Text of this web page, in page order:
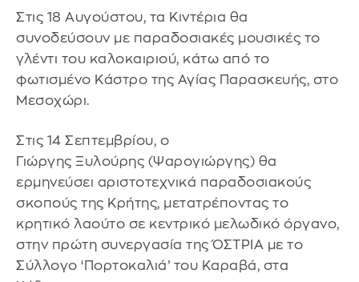
Στις 18 Αυγούστου, τα Κιντέρια θα
συνοδεύσουν με παραδοσιακές μουσικές το
γλέντι του καλοκαιριού, κάτω από το
φωτισμένο Κάστρο της Αγίας Παρασκευής, στο
Μεσοχώρι.
Στις 14 Σεπτεμβρίου, ο
Γιώργης Ξυλούρης (Ψαρογιώργης) θα
ερμηνεύσει αριστοτεχνικά παραδοσιακούς
σκοπούς της Κρήτης, μετατρέποντας το
κρητικό λαούτο σε κεντρικό μελωδικό όργανο,
στην πρώτη συνεργασία της ΌΣΤΡΙΑ με το
Σύλλογο ‘Πορτοκαλιά’ του Καραβά, στα